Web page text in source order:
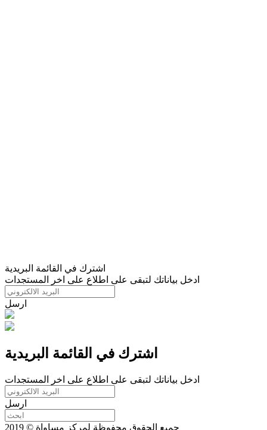
اشترك في القائمة البريدية
ادخل بياناتك لتبقى على اطلاع على اخر المستجدات
ارسل
اشترك في القائمة البريدية
ادخل بياناتك لتبقى على اطلاع على اخر المستجدات
ارسل
جميع الحقوق محفوظة لمركز مساواة © 2019